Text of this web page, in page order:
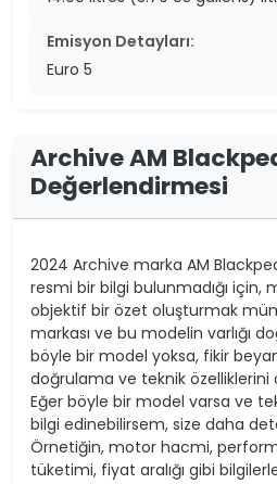
Emisyon Detayları:
Euro 5
Archive AM
Değerlendirmesi
2024 Archive marka AM
resmi bir bilgi bulunmadığı için,
objektif bir özet oluşturmak
markası ve bu modelin varlığı
böyle bir model yoksa, fikir
doğrulama ve teknik özelliklerini
Eğer böyle bir model varsa ve
bilgi edinebilirsem, size daha
Örnetiğin, motor hacmi,
tüketimi, fiyat aralığı gibi